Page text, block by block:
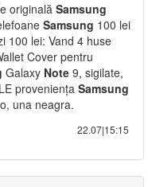
originalăSamsung
Samsung 100 lei
100 lei: Vand 4 huse
Cover pentru
Galaxy Note 9, sigilate,
proveniențaSamsung
una neagra.
22.07|15:15